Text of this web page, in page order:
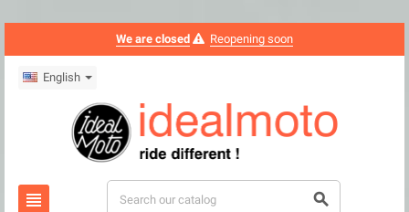
We are closed Reopening soon
English
 